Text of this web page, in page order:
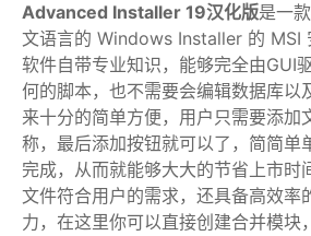
Advanced Installer 19汉化版是一
文语言的 Windows Installer 的 MSI
软件自带专业知识，能够完全由GUI
何的脚本，也不需要会编辑数据库以
来十分的简单方便，用户只需要添加
称，最后添加按钮就可以了，简简单
完成，从而就能够大大的节省上市时
文件符合用户的需求，还具备高效率
力，在这里你可以直接创建合并模块